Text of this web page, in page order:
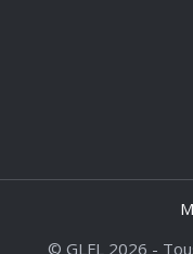
© GLFL 2026 -